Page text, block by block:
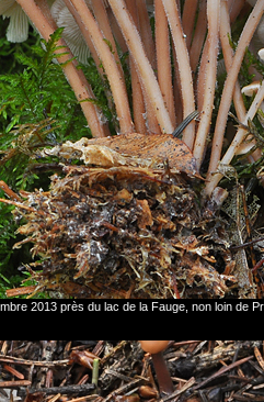
2013 près du lac de la Fauge, non loin de